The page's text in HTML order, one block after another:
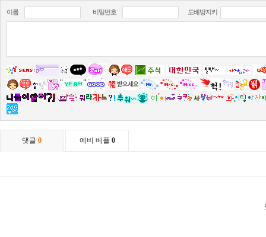
이름 비밀번호 도배방지키
댓글 0 예비 베플 0